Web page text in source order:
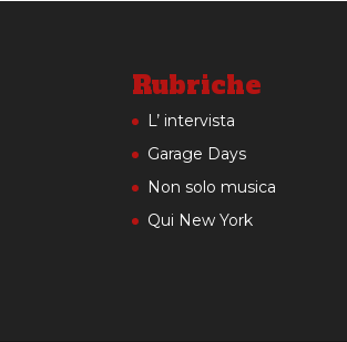
Rubriche
L’ intervista
Garage Days
Non solo musica
Qui New York